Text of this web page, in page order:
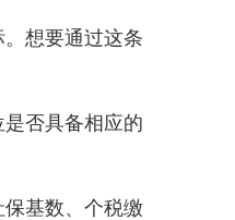
想要通过这条
否具备相应的
基数、个税缴